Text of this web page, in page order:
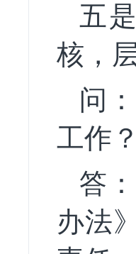
五
核，
问
工作？
答
办法